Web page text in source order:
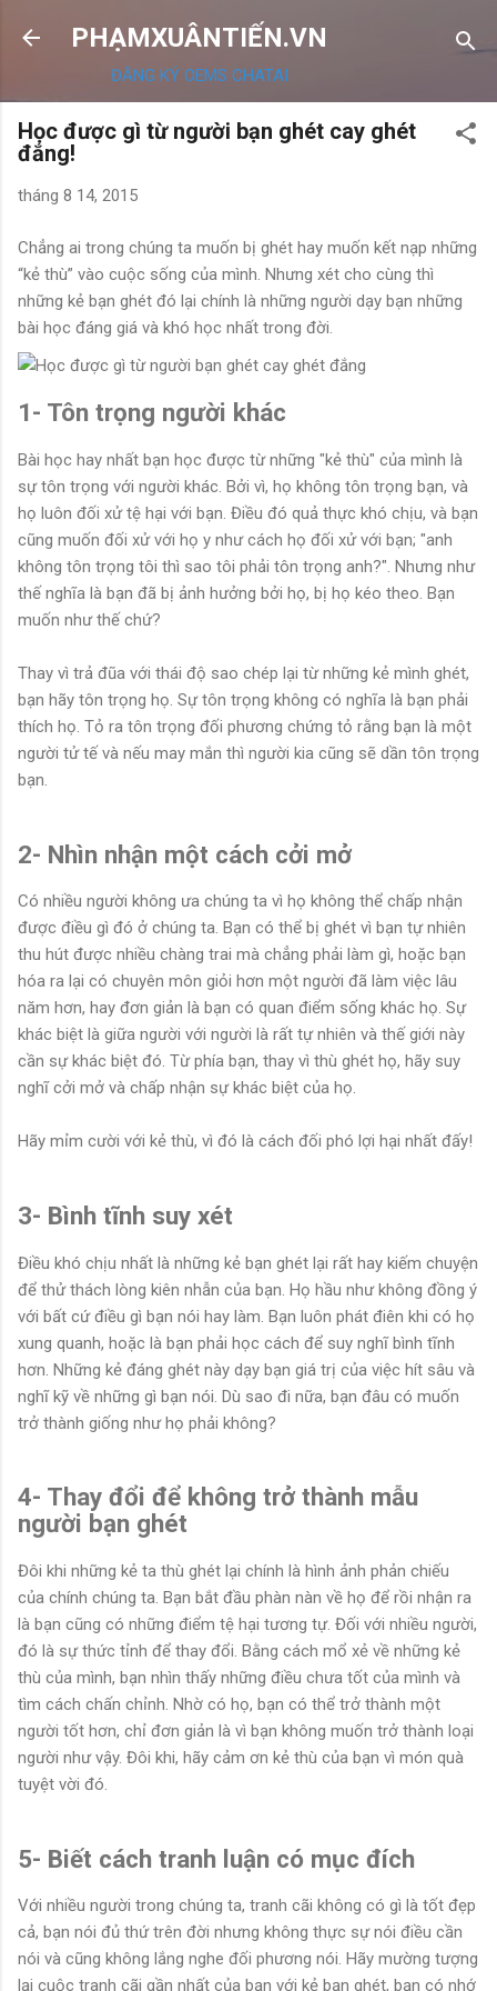
Chuyển đến nội dung chính
PHẠMXUÂNTIẾN.VN
ĐĂNG KÝ OEMS CHATAI
Học được gì từ người bạn ghét cay ghét
đắng!
tháng 8 14, 2015
Chẳng ai trong chúng ta muốn bị ghét hay muốn kết nạp những
“kẻ thù” vào cuộc sống của mình. Nhưng xét cho cùng thì
những kẻ bạn ghét đó lại chính là những người dạy bạn những
bài học đáng giá và khó học nhất trong đời.
1- Tôn trọng người khác
Bài học hay nhất bạn học được từ những "kẻ thù" của mình là
sự tôn trọng với người khác. Bởi vì, họ không tôn trọng bạn, và
họ luôn đối xử tệ hại với bạn. Điều đó quả thực khó chịu, và bạn
cũng muốn đối xử với họ y như cách họ đối xử với bạn; "anh
không tôn trọng tôi thì sao tôi phải tôn trọng anh?". Nhưng như
thế nghĩa là bạn đã bị ảnh hưởng bởi họ, bị họ kéo theo. Bạn
muốn như thế chứ?
Thay vì trả đũa với thái độ sao chép lại từ những kẻ mình ghét,
bạn hãy tôn trọng họ. Sự tôn trọng không có nghĩa là bạn phải
thích họ. Tỏ ra tôn trọng đối phương chứng tỏ rằng bạn là một
người tử tế và nếu may mắn thì người kia cũng sẽ dần tôn trọng
bạn.
2- Nhìn nhận một cách cởi mở
Có nhiều người không ưa chúng ta vì họ không thể chấp nhận
được điều gì đó ở chúng ta. Bạn có thể bị ghét vì bạn tự nhiên
thu hút được nhiều chàng trai mà chẳng phải làm gì, hoặc bạn
hóa ra lại có chuyên môn giỏi hơn một người đã làm việc lâu
năm hơn, hay đơn giản là bạn có quan điểm sống khác họ. Sự
khác biệt là giữa người với người là rất tự nhiên và thế giới này
cần sự khác biệt đó. Từ phía bạn, thay vì thù ghét họ, hãy suy
nghĩ cởi mở và chấp nhận sự khác biệt của họ.
Hãy mỉm cười với kẻ thù, vì đó là cách đối phó lợi hại nhất đấy!
3- Bình tĩnh suy xét
Điều khó chịu nhất là những kẻ bạn ghét lại rất hay kiếm chuyện
để thử thách lòng kiên nhẫn của bạn. Họ hầu như không đồng ý
với bất cứ điều gì bạn nói hay làm. Bạn luôn phát điên khi có họ
xung quanh, hoặc là bạn phải học cách để suy nghĩ bình tĩnh
hơn. Những kẻ đáng ghét này dạy bạn giá trị của việc hít sâu và
nghĩ kỹ về những gì bạn nói. Dù sao đi nữa, bạn đâu có muốn
trở thành giống như họ phải không?
4- Thay đổi để không trở thành mẫu
người bạn ghét
Đôi khi những kẻ ta thù ghét lại chính là hình ảnh phản chiếu
của chính chúng ta. Bạn bắt đầu phàn nàn về họ để rồi nhận ra
là bạn cũng có những điểm tệ hại tương tự. Đối với nhiều người,
đó là sự thức tỉnh để thay đổi. Bằng cách mổ xẻ về những kẻ
thù của mình, bạn nhìn thấy những điều chưa tốt của mình và
tìm cách chấn chỉnh. Nhờ có họ, bạn có thể trở thành một
người tốt hơn, chỉ đơn giản là vì bạn không muốn trở thành loại
người như vậy. Đôi khi, hãy cảm ơn kẻ thù của bạn vì món quà
tuyệt vời đó.
5- Biết cách tranh luận có mục đích
Với nhiều người trong chúng ta, tranh cãi không có gì là tốt đẹp
cả, bạn nói đủ thứ trên đời nhưng không thực sự nói điều cần
nói và cũng không lắng nghe đối phương nói. Hãy mường tượng
lại cuộc tranh cãi gần nhất của bạn với kẻ bạn ghét, bạn có nhớ